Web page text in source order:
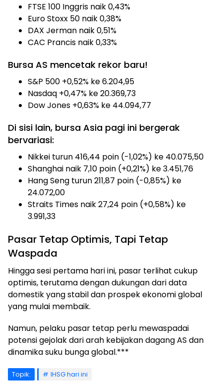
FTSE 100 Inggris naik 0,43%
Euro Stoxx 50 naik 0,38%
DAX Jerman naik 0,51%
CAC Prancis naik 0,33%
Bursa AS mencetak rekor baru!
S&P 500 +0,52% ke 6.204,95
Nasdaq +0,47% ke 20.369,73
Dow Jones +0,63% ke 44.094,77
Di sisi lain, bursa Asia pagi ini bergerak
bervariasi:
Nikkei turun 416,44 poin (-1,02%) ke 40.075,50
Shanghai naik 7,10 poin (+0,21%) ke 3.451,76
Hang Seng turun 211,87 poin (-0,85%) ke
24.072,00
Straits Times naik 27,24 poin (+0,58%) ke
3.991,33
Pasar Tetap Optimis, Tapi Tetap
Waspada
Hingga sesi pertama hari ini, pasar terlihat cukup
optimis, terutama dengan dukungan dari data
domestik yang stabil dan prospek ekonomi global
yang mulai membaik.
Namun, pelaku pasar tetap perlu mewaspadai
potensi gejolak dari arah kebijakan dagang AS dan
dinamika suku bunga global.***
Topik: IHSG hari ini